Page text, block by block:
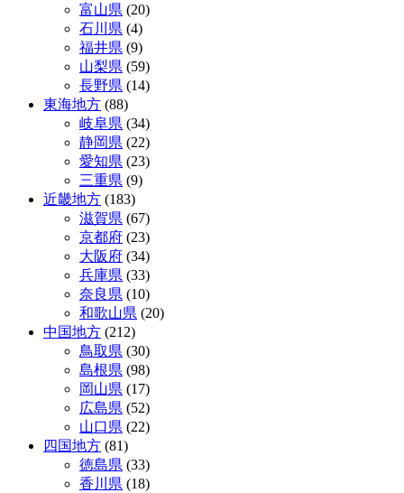
富山県 (20)
石川県 (4)
福井県 (9)
山梨県 (59)
長野県 (14)
東海地方 (88)
岐阜県 (34)
静岡県 (22)
愛知県 (23)
三重県 (9)
近畿地方 (183)
滋賀県 (67)
京都府 (23)
大阪府 (34)
兵庫県 (33)
奈良県 (10)
和歌山県 (20)
中国地方 (212)
鳥取県 (30)
島根県 (98)
岡山県 (17)
広島県 (52)
山口県 (22)
四国地方 (81)
徳島県 (33)
香川県 (18)